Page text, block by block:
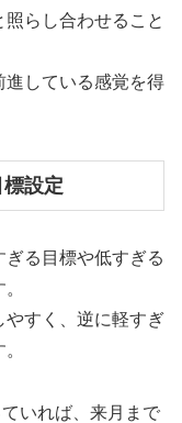
らし合わせること
進している感覚を得
設定
る目標や低すぎる
やすく、逆に軽すぎ
いれば、来月まで